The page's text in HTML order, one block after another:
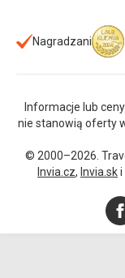
Nagradzani
Informacje lub
nie stanowią oferty
© 2000–2026.
Invia.cz, Invia.ski